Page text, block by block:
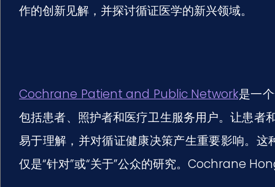
作的创新见解，并探讨循证医学的新兴领域。
Cochrane Patient and Public Network是一
包括患者、照护者和医疗卫生服务用户。让患者
易于理解，并对循证健康决策产生重要影响。这
仅是“针对”或“关于”公众的研究。Cochrane